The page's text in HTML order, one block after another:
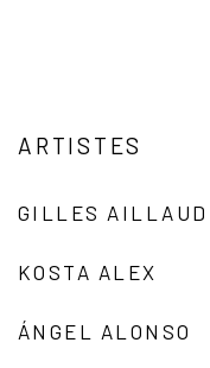
ARTISTES
GILLES AILLAUD
KOSTA ALEX
ÁNGEL ALONSO